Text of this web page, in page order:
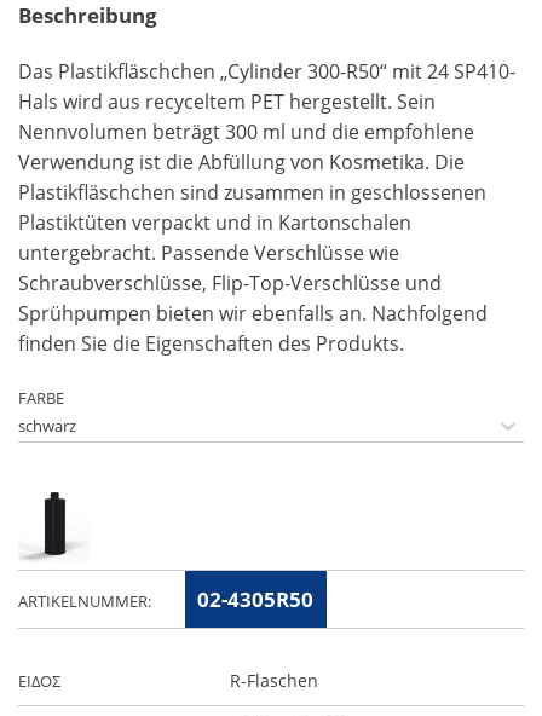
Beschreibung
Das Plastikfläschchen „Cylinder 300-R50“ mit 24 SP410-
Hals wird aus recyceltem PET hergestellt. Sein
Nennvolumen beträgt 300 ml und die empfohlene
Verwendung ist die Abfüllung von Kosmetika. Die
Plastikfläschchen sind zusammen in geschlossenen
Plastiktüten verpackt und in Kartonschalen
untergebracht. Passende Verschlüsse wie
Schraubverschlüsse, Flip-Top-Verschlüsse und
Sprühpumpen bieten wir ebenfalls an. Nachfolgend
finden Sie die Eigenschaften des Produkts.
ΕΙΔΟΣ R-Flaschen
FARBE
ARTIKELNUMMER: 02-4305R50